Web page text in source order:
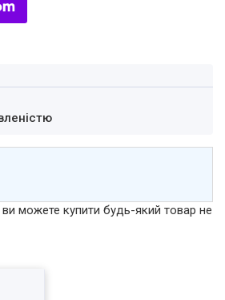
ви можете купити будь-який товар не